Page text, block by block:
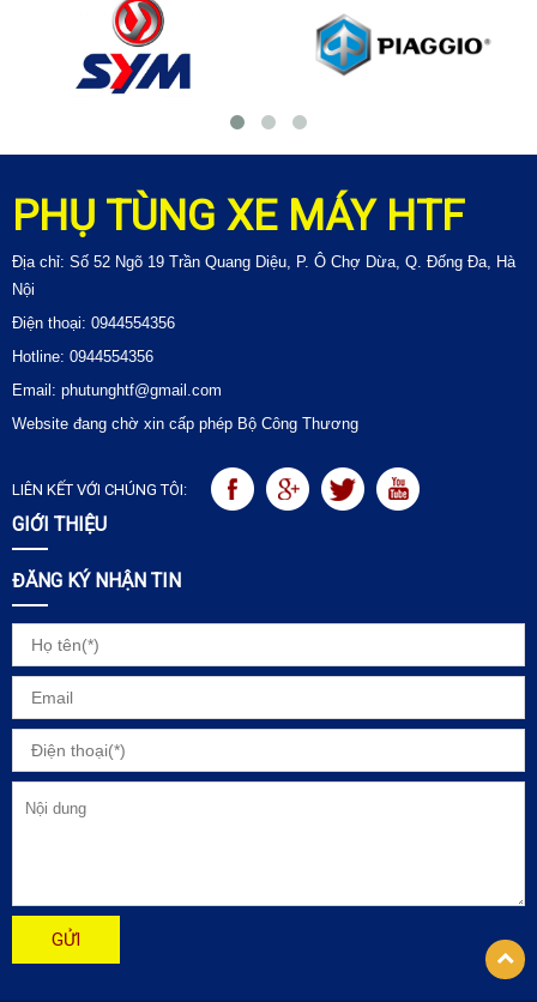
PHỤ TÙNG XE MÁY HTF
Địa chỉ: Số 52 Ngõ 19 Trần Quang Diệu, P. Ô Chợ Dừa, Q. Đống Đa, Hà
Nội
Điện thoại: 0944554356
Hotline: 0944554356
Email: phutunghtf@gmail.com
Website đang chờ xin cấp phép Bộ Công Thương
LIÊN KẾT VỚI CHÚNG TÔI:
GIỚI THIỆU
ĐĂNG KÝ NHẬN TIN
GỬI